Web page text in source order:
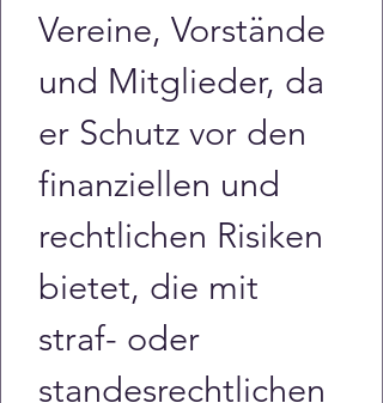
Vereine, Vorstände
und Mitglieder, da
er Schutz vor den
finanziellen und
rechtlichen Risiken
bietet, die mit
straf- oder
standesrechtlichen